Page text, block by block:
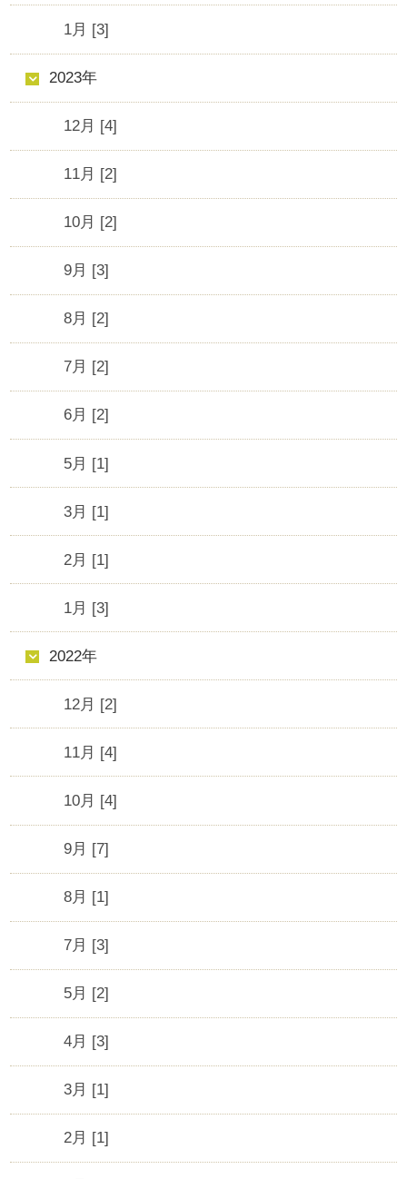
1月 [3]
2023年
12月 [4]
11月 [2]
10月 [2]
9月 [3]
8月 [2]
7月 [2]
6月 [2]
5月 [1]
3月 [1]
2月 [1]
1月 [3]
2022年
12月 [2]
11月 [4]
10月 [4]
9月 [7]
8月 [1]
7月 [3]
5月 [2]
4月 [3]
3月 [1]
2月 [1]